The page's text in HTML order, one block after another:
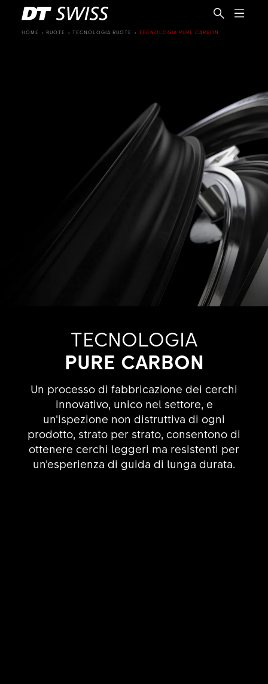
IT
HOME RUOTE TECNOLOGIA RUOTE TECNOLOGIA PURE CARBON
TECNOLOGIA
PURE CARBON
Un processo di fabbricazione dei cerchi
innovativo, unico nel settore, e
un’ispezione non distruttiva di ogni
prodotto, strato per strato, consentono di
ottenere cerchi leggeri ma resistenti per
un’esperienza di guida di lunga durata.